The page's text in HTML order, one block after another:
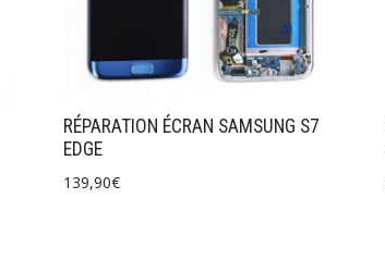
RÉPARATION ÉCRAN SAMSUNG S7
EDGE
139,90€